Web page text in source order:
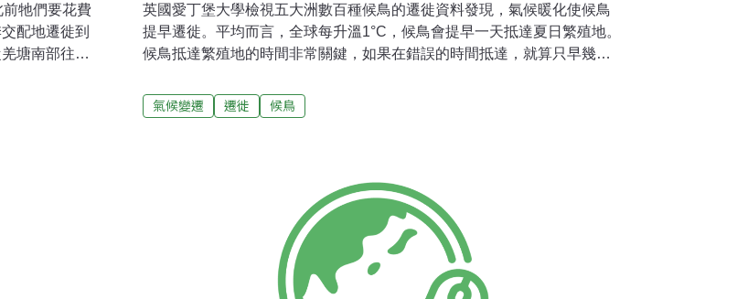
牠們要花費
配地遷徙到
塘南部往北
一段時間。
向北往羌塘
色吾雪山一
陣勢浩大，
駕護航；同
在遷徙季野
英國愛丁堡大學檢視五大洲數百種候鳥的遷徙資料發現，氣候暖化使候鳥
提早遷徙。平均而言，全球每升溫1°C，候鳥會提早一天抵達夏日繁殖地。
候鳥抵達繁殖地的時間非常關鍵，如果在錯誤的時間抵達，就算只早幾
生存機會，而長途遷徙物種對溫度上升比較不敏感，最容易受氣候暖化影
響，因為其他鳥類可能會早牠們一步抵達繁殖地。遷徙時間 長短程候鳥不
到10月間會飛越法國西部，跨越比利牛斯山，經西班牙東部前往摩洛哥，
再跨越撒哈拉在南非過冬。遷徙的燕子可以17至22英里的時速一天飛行
200英里，最高速度每小時35英里。身形略小於麻雀的斑姬鶲，夏季飛往英
國，在英國西部繁殖，冬季來臨前前往西非。身長約30公分的小辮鴴整年
氣候變遷 遷徙 候鳥